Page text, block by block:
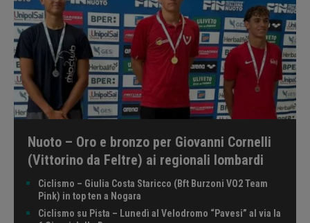
Nuoto – Oro e bronzo per Giovanni Cornelli
(Vittorino da Feltre) ai regionali lombardi
Ciclismo – Giulia Costa Staricco (Bft Burzoni VO2 Team
Pink) in top ten a Nogara
Ciclismo su Pista – Lunedì al Velodromo “Pavesi” al via la